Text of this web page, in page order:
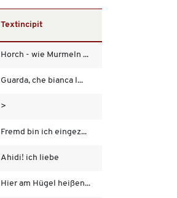
Textincipit
Horch - wie Murmeln ...
Guarda, che bianca l...
>
Fremd bin ich eingez...
Ahidi! ich liebe
Hier am Hügel heißen...